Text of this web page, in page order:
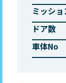
ミッショ
ドア数
車体No